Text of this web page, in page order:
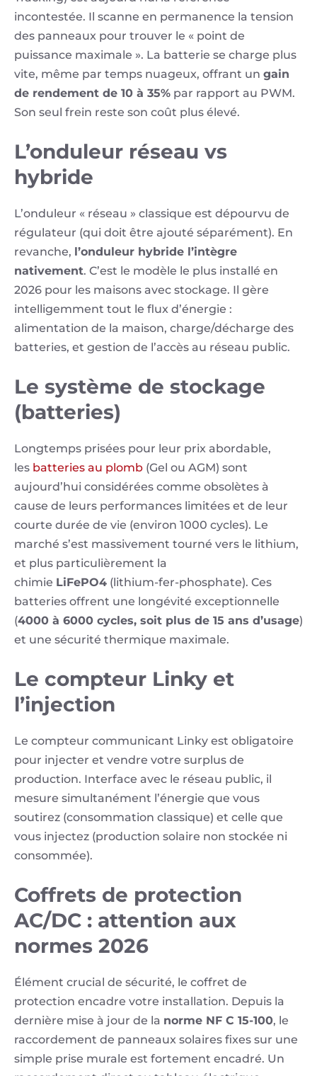
incontestée. Il scanne en permanence la tension
des panneaux pour trouver le « point de
puissance maximale ». La batterie se charge plus
vite, même par temps nuageux, offrant un gain
de rendement de 10 à 35% par rapport au PWM.
Son seul frein reste son coût plus élevé.
L’onduleur réseau vs
hybride
L’onduleur « réseau » classique est dépourvu de
régulateur (qui doit être ajouté séparément). En
revanche, l’onduleur hybride l’intègre
nativement. C’est le modèle le plus installé en
2026 pour les maisons avec stockage. Il gère
intelligemment tout le flux d’énergie :
alimentation de la maison, charge/décharge des
batteries, et gestion de l’accès au réseau public.
Le système de stockage
(batteries)
Longtemps prisées pour leur prix abordable,
les batteries au plomb (Gel ou AGM) sont
aujourd’hui considérées comme obsolètes à
cause de leurs performances limitées et de leur
courte durée de vie (environ 1000 cycles). Le
marché s’est massivement tourné vers le lithium,
et plus particulièrement la
chimie LiFePO4 (lithium-fer-phosphate). Ces
batteries offrent une longévité exceptionnelle
(4000 à 6000 cycles, soit plus de 15 ans d’usage)
et une sécurité thermique maximale.
Le compteur Linky et
l’injection
Le compteur communicant Linky est obligatoire
pour injecter et vendre votre surplus de
production. Interface avec le réseau public, il
mesure simultanément l’énergie que vous
soutirez (consommation classique) et celle que
vous injectez (production solaire non stockée ni
consommée).
Coffrets de protection
AC/DC : attention aux
normes 2026
Élément crucial de sécurité, le coffret de
protection encadre votre installation. Depuis la
dernière mise à jour de la norme NF C 15-100, le
raccordement de panneaux solaires fixes sur une
simple prise murale est fortement encadré. Un